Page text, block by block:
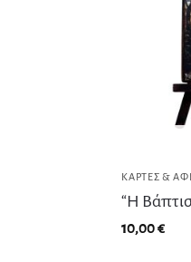
ΚΆΡΤΕΣ &
“Η
10,00€